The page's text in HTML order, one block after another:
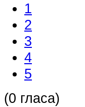
1
2
3
4
5
(0 гласа)